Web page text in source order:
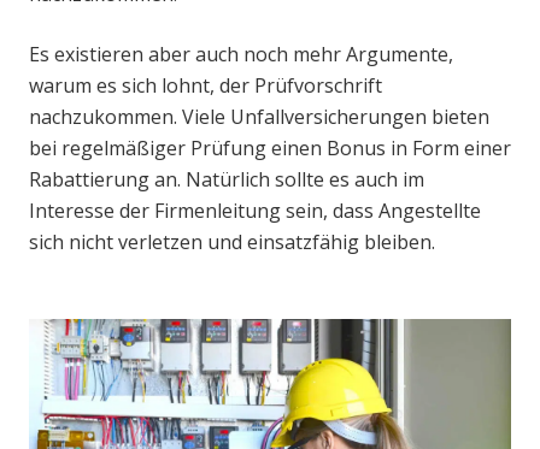
Es existieren aber auch noch mehr Argumente,
warum es sich lohnt, der Prüfvorschrift
nachzukommen. Viele Unfallversicherungen bieten
bei regelmäßiger Prüfung einen Bonus in Form einer
Rabattierung an. Natürlich sollte es auch im
Interesse der Firmenleitung sein, dass Angestellte
sich nicht verletzen und einsatzfähig bleiben.